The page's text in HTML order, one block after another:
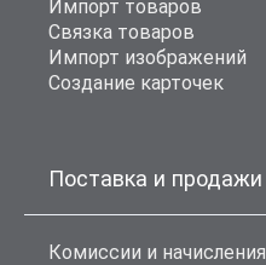
Импорт товаров
Связка товаров
Импорт изображений
Создание карточек
Поставка и продажи
Комиссии и начисления